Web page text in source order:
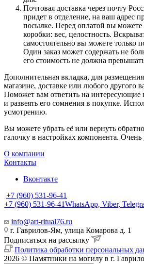
Почтовая доставка через почту
придет в отделение, на ваш адрес
посылке. Перед оплатой вы можете
коробки: вес, целостность.
самостоятельно вы можете только
Один заказ может содержать не
его стоимость не должна
Дополнительная вкладка, для
магазине, доставке или любого другого
Поможет вам ответить на интересующие
и развеять его сомнения в покупке.
усмотрению.
Вы можете убрать её или вернуть
галочку в настройках компонента. Очень
О компании
Контакты
Вконтакте
+7 (960) 531-96-41
+7 (960) 531-96-41WhatsApp, Viber,
info@art-ritual76.ru
г. Гаврилов-Ям, улица Комарова д. 1
Подписаться на рассылку
Политика обработки персональных
2026 © Памятники на могилу в г.